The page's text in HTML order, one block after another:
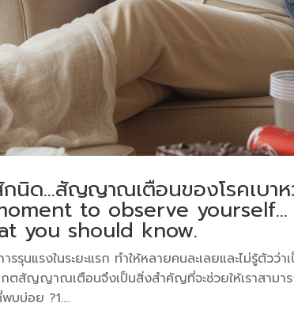
กนิด…สัญญาณเตือนของโรคเบา
to observe
you should know.
รุนแรงในระยะแรก ทำให้หลายคนละเลยและไม่รู้ตัวว่า
ตสัญญาณเตือนจึงเป็นสิ่งสำคัญที่จะช่วยให้เราสามา
บ่อย ?1....